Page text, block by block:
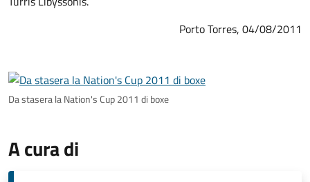
Porto Torres, 04/08/2011
Da stasera la Nation's Cup 2011 di boxe
A cura di